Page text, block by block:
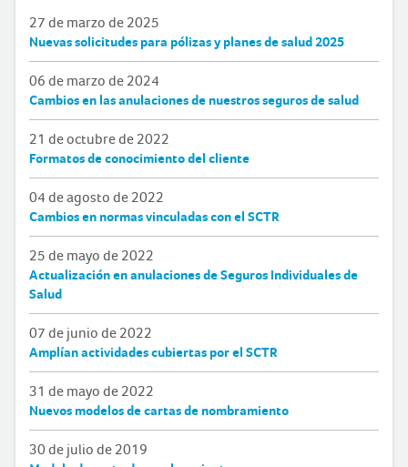
27 de marzo de 2025
Nuevas solicitudes para pólizas y planes de salud 2025
06 de marzo de 2024
Cambios en las anulaciones de nuestros seguros de salud
21 de octubre de 2022
Formatos de conocimiento del cliente
04 de agosto de 2022
Cambios en normas vinculadas con el SCTR
25 de mayo de 2022
Actualización en anulaciones de Seguros Individuales de
Salud
07 de junio de 2022
Amplían actividades cubiertas por el SCTR
31 de mayo de 2022
Nuevos modelos de cartas de nombramiento
30 de julio de 2019